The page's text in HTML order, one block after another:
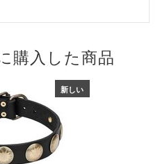
購入した商品
新しい